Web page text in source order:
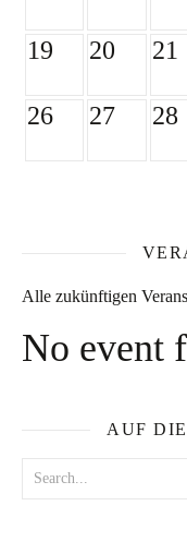
19 20 21
26 27 28
Alle zukünftigen
No event
AUF